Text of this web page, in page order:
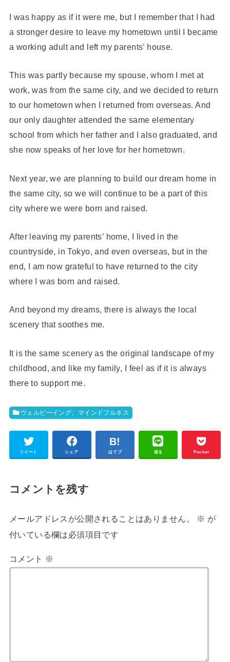
I was happy as if it were me, but I remember that I had
a stronger desire to leave my hometown until I became
a working adult and left my parents’ house.
This was partly because my spouse, whom I met at
work, was from the same city, and we decided to return
to our hometown when I returned from overseas. And
our only daughter attended the same elementary
school from which her father and I also graduated, and
she now speaks of her love for her hometown.
Next year, we are planning to build our dream home in
the same city, so we will continue to be a part of this
city where we were born and raised.
After leaving my parents’ home, I lived in the
countryside, in Tokyo, and even overseas, but in the
end, I am now grateful to have returned to the city
where I was born and raised.
And beyond my dreams, there is always the local
scenery that soothes me.
It is the same scenery as the original landscape of my
childhood, and like my family, I feel as if it is always
there to support me.
ウェルビーイング、マインドフルネス
ツイート シェア はてブ 送る Pocket
コメントを残す
メールアドレスが公開されることはありません。 ※ が
付いている欄は必須項目です
コメント ※